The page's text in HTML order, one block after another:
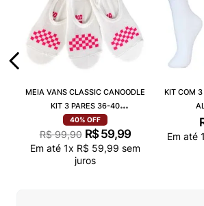
MEIA VANS CLASSIC CANOODLE
KIT 3 PARES 36-40
VN000QCAJU4
40% OFF
R$ 99,90 R$ 59,99
Em até 1x R$ 59,99 sem
juros
KIT COM
Em até 1